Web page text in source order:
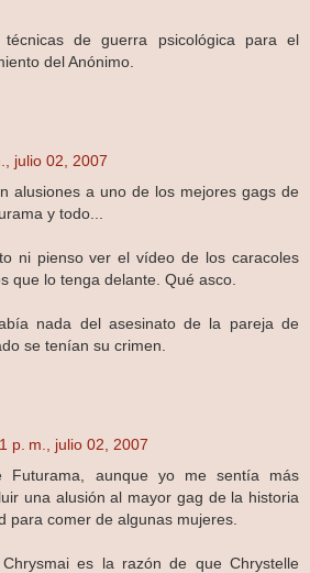
de guerra psicológica para el
del Anónimo.
julio 02, 2007
alusiones a uno de los mejores gags de
y todo...
ni pienso ver el vídeo de los caracoles
que lo tenga delante. Qué asco.
nada del asesinato de la pareja de
se tenían su crimen.
p. m., julio 02, 2007
aunque yo me sentía más
una alusión al mayor gag de la historia
para comer de algunas mujeres.
es la razón de que Chrystelle